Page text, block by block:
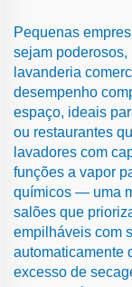
Pequenas
sejam poderosos,
lavanderia
desempenho
espaço, ideais
ou restaurantes
lavadores com
funções a vapor
químicos — uma
salões que
empilháveis com
automaticamente
excesso de